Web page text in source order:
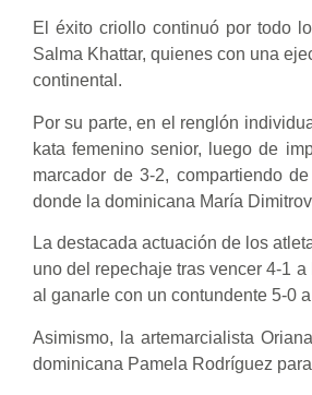
El éxito criollo continuó por todo
Salma Khattar, quienes con una
continental.
Por su parte, en el renglón
kata femenino senior, luego de
marcador de 3-2, compartiendo
donde la dominicana María
La destacada actuación de los
uno del repechaje tras vencer 4-1
al ganarle con un contundente 5-0
Asimismo, la artemarcialista
dominicana Pamela Rodríguez